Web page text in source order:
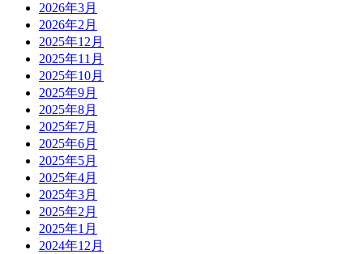
2026年3月
2026年2月
2025年12月
2025年11月
2025年10月
2025年9月
2025年8月
2025年7月
2025年6月
2025年5月
2025年4月
2025年3月
2025年2月
2025年1月
2024年12月